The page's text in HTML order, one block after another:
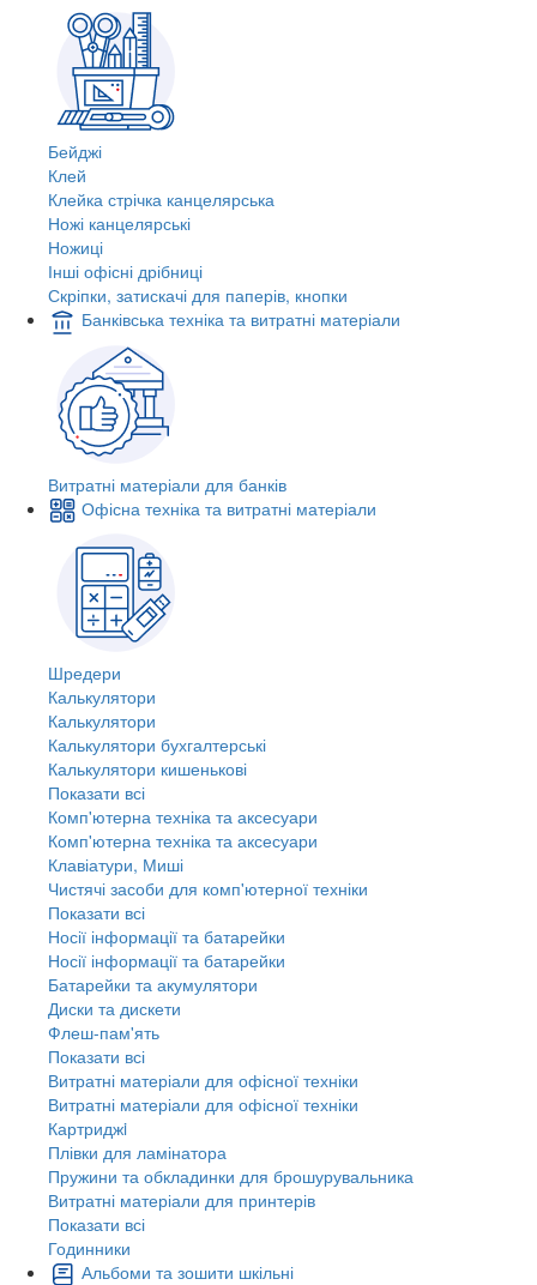
Бейджі
Клей
Клейка стрічка канцелярська
Ножі канцелярські
Ножиці
Інші офісні дрібниці
Скріпки, затискачі для паперів, кнопки
Банківська техніка та витратні матеріали
Витратні матеріали для банків
Офісна техніка та витратні матеріали
Шредери
Калькулятори
Калькулятори
Калькулятори бухгалтерські
Калькулятори кишенькові
Показати всі
Комп'ютерна техніка та аксесуари
Комп'ютерна техніка та аксесуари
Клавіатури, Миші
Чистячі засоби для комп'ютерної техніки
Показати всі
Носії інформації та батарейки
Носії інформації та батарейки
Батарейки та акумулятори
Диски та дискети
Флеш-пам'ять
Показати всі
Витратні матеріали для офісної техніки
Витратні матеріали для офісної техніки
Картриджi
Плівки для ламінатора
Пружини та обкладинки для брошурувальника
Витратні матеріали для принтерів
Показати всі
Годинники
Альбоми та зошити шкільні